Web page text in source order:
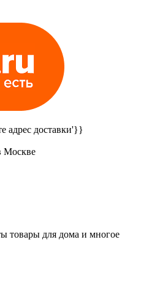
адрес доставки'}}
Москве
товары для дома и многое